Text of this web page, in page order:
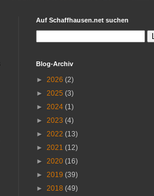
Auf Schaffhausen.net suchen
Blog-Archiv
► 2026 (2)
► 2025 (3)
► 2024 (1)
► 2023 (4)
► 2022 (13)
► 2021 (12)
► 2020 (16)
► 2019 (39)
► 2018 (49)